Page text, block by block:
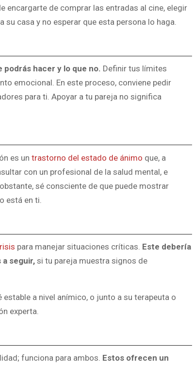
encargarte de comprar las entradas al cine, elegir
su casa y no esperar que esta persona lo haga.
hacer y lo que no. Definir tus límites
emocional. En este proceso, conviene pedir
para ti. Apoyar a tu pareja no significa
es un trastorno del estado de ánimo que, a
con un profesional de la salud mental, e
sé consciente de que puede mostrar
está en ti.
para manejar situaciones críticas. Este debería
seguir, si tu pareja muestra signos de
a nivel anímico, o junto a su terapeuta o
experta.
funciona para ambos. Estos ofrecen un